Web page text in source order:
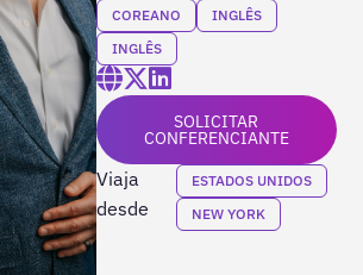
COREANO
INGLÊS
INGLÊS
SOLICITAR
CONFERENCIANTE
Viaja
desde
ESTADOS UNIDOS
NEW YORK